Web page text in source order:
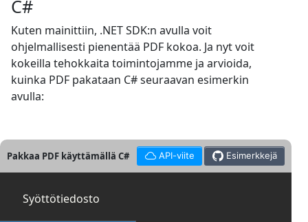
C#
Kuten mainittiin, .NET SDK:n avulla voit
ohjelmallisesti pienentää PDF kokoa. Ja nyt voit
kokeilla tehokkaita toimintojamme ja arvioida,
kuinka PDF pakataan C# seuraavan esimerkin
avulla:
Pakkaa PDF käyttämällä C# API-viite Esimerkkejä
Syöttötiedosto